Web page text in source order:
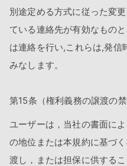
別途定める方式に従った変
ている連絡先が有効なもの
は連絡を行い,これらは,発信
みなします。
第15条（権利義務の譲渡の禁
ユーザーは，当社の書面に
の地位または本規約に基づ
渡し，または担保に供するこ